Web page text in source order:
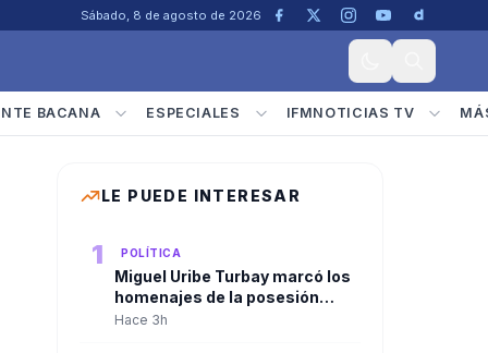
Sábado, 8 de agosto de 2026
BACANA ESPECIALES IFMNOTICIAS TV
LE PUEDE INTERESAR
1 POLÍTICA
Miguel Uribe Turbay marcó los
homenajes de la posesión
presidencial de Abelardo De la
Hace 3h